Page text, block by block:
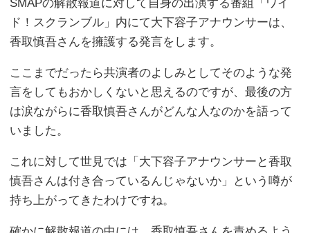
SMAPの解散報道に対して自身の出演する番組「ワイ
ド！スクランブル」内にて大下容子アナウンサーは、
香取慎吾さんを擁護する発言をします。
ここまでだったら共演者のよしみとしてそのような発
言をしてもおかしくないと思えるのですが、最後の方
は涙ながらに香取慎吾さんがどんな人なのかを語って
いました。
これに対して世見では「大下容子アナウンサーと香取
慎吾さんは付き合っているんじゃないか」という噂が
持ち上がってきたわけですね。